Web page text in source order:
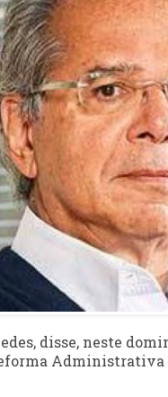
disse, neste